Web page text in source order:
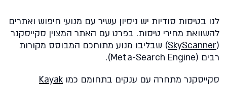
לנו בטיסות סודיות יש ניסיון עשיר עם מנועי חיפוש ואתרים
להשוואת מחירי טיסות. בפרט עם האתר המצוין סקייסקנר
(
SkyScanner) שבליבו מנוע מתוחכם המבוסס מקורות
רבים (Meta-Search Engine).
סקייסקנר מתחרה עם ענקים בתחומם כמו Kayak